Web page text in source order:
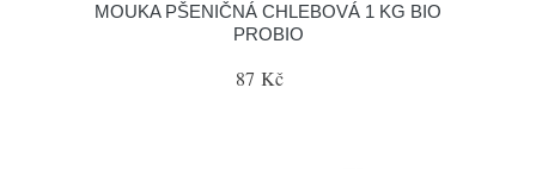
MOUKA PŠENIČNÁ CHLEBOVÁ 1 KG BIO
PROBIO
87 Kč